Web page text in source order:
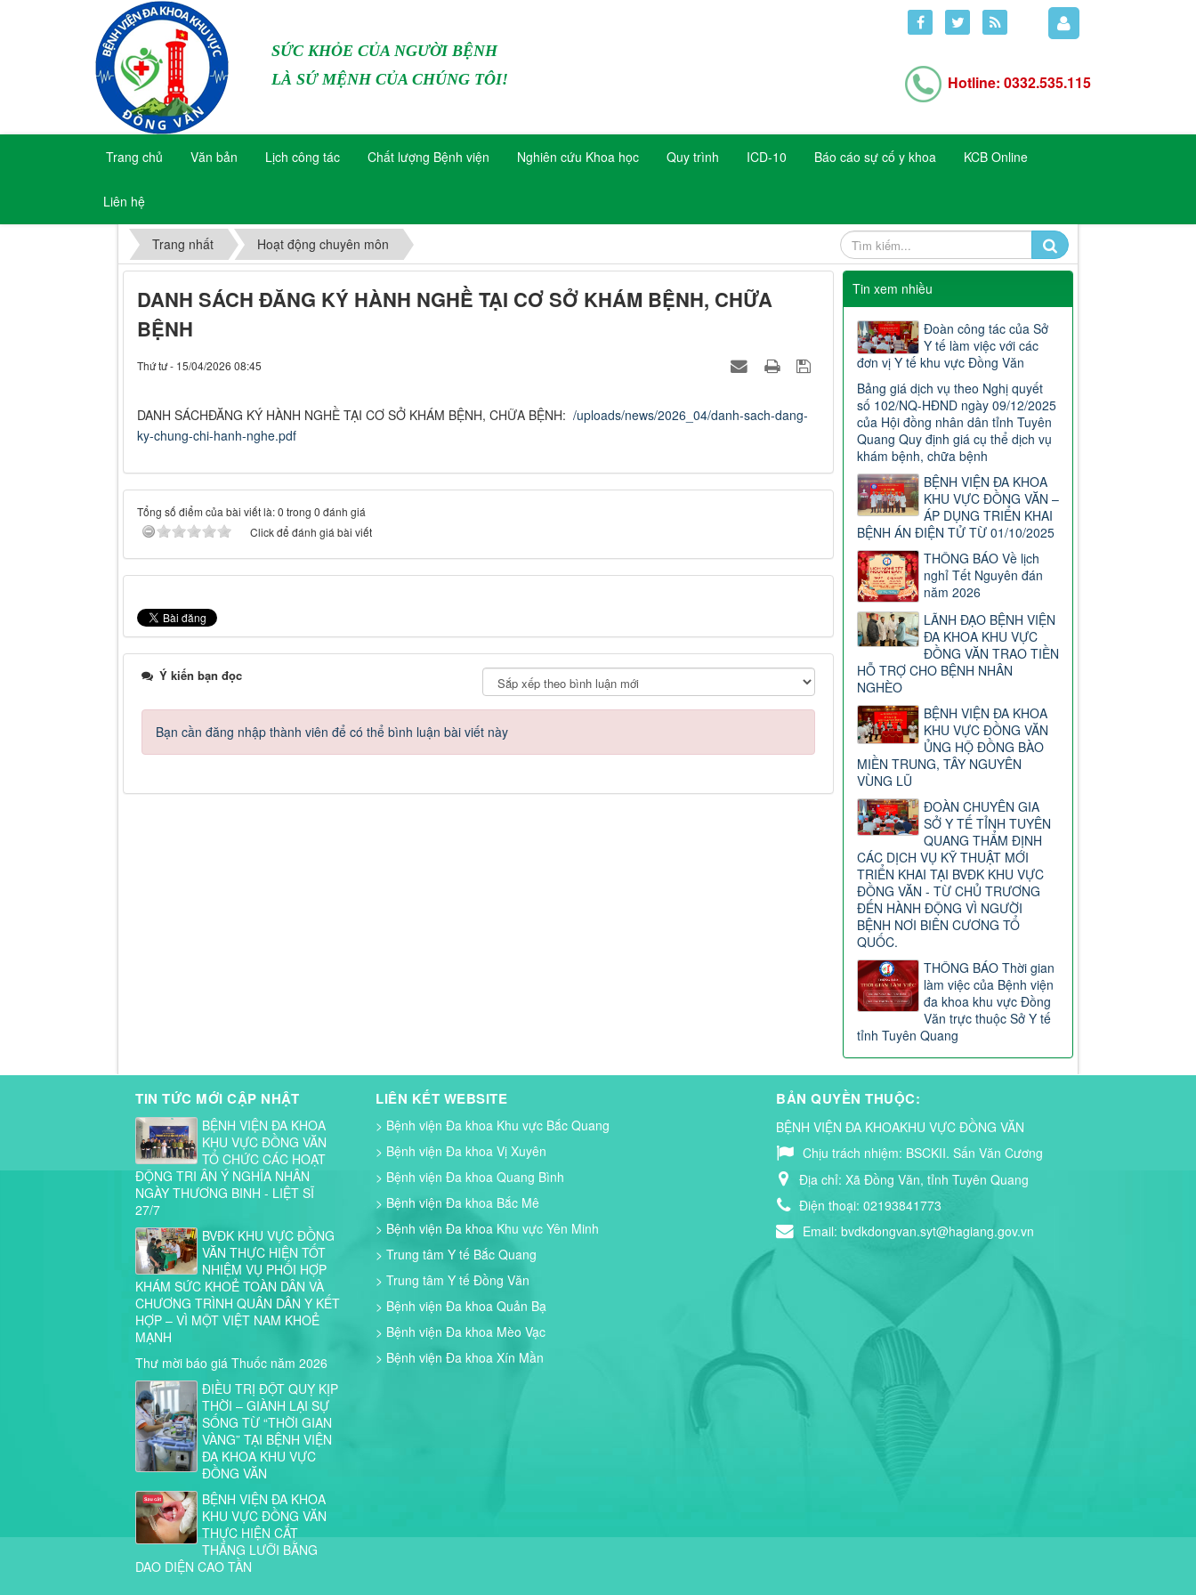
SỨC KHỎE CỦA NGƯỜI BỆNH
LÀ SỨ MỆNH CỦA CHÚNG TÔI!
Hotline: 0332.535.115
Trang chủ Văn bản Lịch công tác Chất lượng Bệnh viện Nghiên cứu Khoa học Quy trình ICD-10 Báo cáo sự cố y khoa KCB Online
Liên hệ
Trang nhất Hoạt động chuyên môn
DANH SÁCH ĐĂNG KÝ HÀNH NGHỀ TẠI CƠ SỞ KHÁM BỆNH, CHỮA
BỆNH
Thứ tư - 15/04/2026 08:45
DANH SÁCHĐĂNG KÝ HÀNH NGHỀ TẠI CƠ SỞ KHÁM BỆNH, CHỮA BỆNH: /uploads/news/2026_04/danh-sach-dang-
ky-chung-chi-hanh-nghe.pdf
Tổng số điểm của bài viết là: 0 trong 0 đánh giá
Click để đánh giá bài viết
Ý kiến bạn đọc
Bạn cần đăng nhập thành viên để có thể bình luận bài viết này
Tin xem nhiều
Đoàn công tác của Sở
Y tế làm việc với các
đơn vị Y tế khu vực Đồng Văn
Bảng giá dịch vụ theo Nghị quyết
số 102/NQ-HĐND ngày 09/12/2025
của Hội đồng nhân dân tỉnh Tuyên
Quang Quy định giá cụ thể dịch vụ
khám bệnh, chữa bệnh
BỆNH VIỆN ĐA KHOA
KHU VỰC ĐỒNG VĂN –
ÁP DỤNG TRIỂN KHAI
BỆNH ÁN ĐIỆN TỬ TỪ 01/10/2025
THÔNG BÁO Về lịch
nghỉ Tết Nguyên đán
năm 2026
LÃNH ĐẠO BỆNH VIỆN
ĐA KHOA KHU VỰC
ĐỒNG VĂN TRAO TIỀN
HỖ TRỢ CHO BỆNH NHÂN
NGHÈO
BỆNH VIỆN ĐA KHOA
KHU VỰC ĐỒNG VĂN
ỦNG HỘ ĐỒNG BÀO
MIỀN TRUNG, TÂY NGUYÊN
VÙNG LŨ
ĐOÀN CHUYÊN GIA
SỞ Y TẾ TỈNH TUYÊN
QUANG THẨM ĐỊNH
CÁC DỊCH VỤ KỸ THUẬT MỚI
TRIỂN KHAI TẠI BVĐK KHU VỰC
ĐỒNG VĂN - TỪ CHỦ TRƯƠNG
ĐẾN HÀNH ĐỘNG VÌ NGƯỜI
BỆNH NƠI BIÊN CƯƠNG TỔ
QUỐC.
THÔNG BÁO Thời gian
làm việc của Bệnh viện
đa khoa khu vực Đồng
Văn trực thuộc Sở Y tế
tỉnh Tuyên Quang
TIN TỨC MỚI CẬP NHẬT
BỆNH VIỆN ĐA KHOA
KHU VỰC ĐỒNG VĂN
TỔ CHỨC CÁC HOẠT
ĐỘNG TRI ÂN Ý NGHĨA NHÂN
NGÀY THƯƠNG BINH - LIỆT SĨ
27/7
BVĐK KHU VỰC ĐỒNG
VĂN THỰC HIỆN TỐT
NHIỆM VỤ PHỐI HỢP
KHÁM SỨC KHOẺ TOÀN DÂN VÀ
CHƯƠNG TRÌNH QUÂN DÂN Y KẾT
HỢP – VÌ MỘT VIỆT NAM KHOẺ
MẠNH
Thư mời báo giá Thuốc năm 2026
ĐIỀU TRỊ ĐỘT QUỴ KỊP
THỜI – GIÀNH LẠI SỰ
SỐNG TỪ “THỜI GIAN
VÀNG” TẠI BỆNH VIỆN
ĐA KHOA KHU VỰC
ĐỒNG VĂN
BỆNH VIỆN ĐA KHOA
KHU VỰC ĐỒNG VĂN
THỰC HIỆN CẮT
THẮNG LƯỠI BẰNG
DAO DIỆN CAO TẦN
LIÊN KẾT WEBSITE
> Bệnh viện Đa khoa Khu vực Bắc Quang
> Bệnh viện Đa khoa Vị Xuyên
> Bệnh viện Đa khoa Quang Bình
> Bệnh viện Đa khoa Bắc Mê
> Bệnh viện Đa khoa Khu vực Yên Minh
> Trung tâm Y tế Bắc Quang
> Trung tâm Y tế Đồng Văn
> Bệnh viện Đa khoa Quản Bạ
> Bệnh viện Đa khoa Mèo Vạc
> Bệnh viện Đa khoa Xín Mần
BẢN QUYỀN THUỘC:
BỆNH VIỆN ĐA KHOAKHU VỰC ĐỒNG VĂN
Chịu trách nhiệm: BSCKII. Sấn Văn Cương
Địa chỉ: Xã Đồng Văn, tỉnh Tuyên Quang
Điện thoại: 02193841773
Email: bvdkdongvan.syt@hagiang.gov.vn